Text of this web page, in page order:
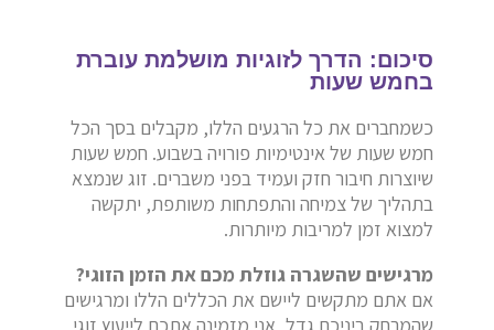
סיכום: הדרך לזוגיות מושלמת עוברת
בחמש שעות
כשמחברים את כל הרגעים הללו, מקבלים בסך הכל
חמש שעות של אינטימיות פורויה בשבוע. חמש שעות
שיוצרות חיבור חזק ועמיד בפני משברים. זוג שנמצא
בתהליך של צמיחה והתפתחות משותפת, יתקשה
למצוא זמן למריבות מיותרות.
מרגישים שהשגרה גוזלת מכם את הזמן הזוגי?
אם אתם מתקשים ליישם את הכללים הללו ומרגישים
שהמרחק ביניכם גדל, אני מזמינה אתכם לייעוץ זוגי